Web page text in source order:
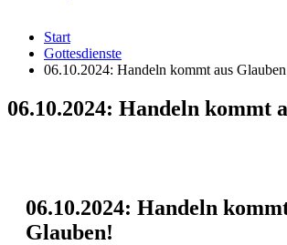
Start
Gottesdienste
06.10.2024: Handeln kommt aus
06.10.2024: Handeln kommt
06.10.2024: Handeln
Glauben!